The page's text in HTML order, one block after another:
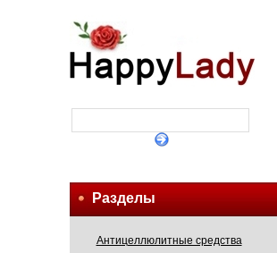
Разделы
Антицеллюлитные средства